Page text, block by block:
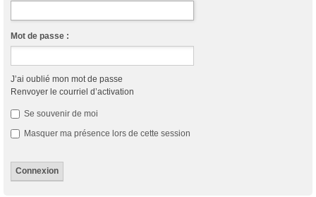
Mot de passe :
J’ai oublié mon mot de passe
Renvoyer le courriel d’activation
Se souvenir de moi
Masquer ma présence lors de cette session